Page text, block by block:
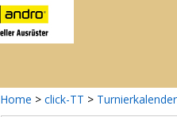
Home > click-TT > Turnierkalender